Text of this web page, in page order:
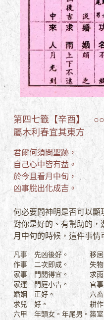
第四七籤【辛酉】
屬木利春宜其東方
君爾何須問聖跡，
自己心中皆有益。
於今且看月中旬，
凶事脫出化成吉。
何必要問神明是否可以顯
對你是好的、有幫助的，
月中旬的時候，這件事情
凡事 先凶後好。
作事 二次即成。
家事 門閭得宜。
家運 門庭小吉。
婚姻 正好。
求兒 好。
六甲 年頭女。年尾男。
移
失
求
官
六
耕
築